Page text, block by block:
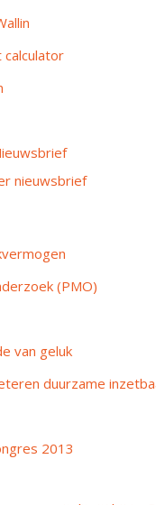
calculator
nieuwsbrief
(PMO)
van geluk
duurzame
2013